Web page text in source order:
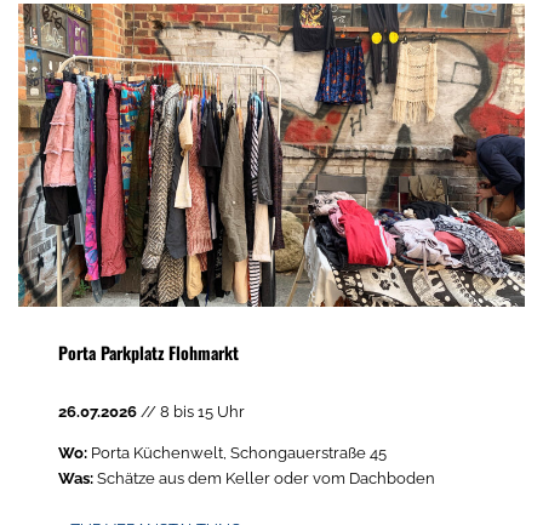
Porta Parkplatz Flohmarkt
26.07.2026 // 8 bis 15 Uhr
Wo: Porta Küchenwelt, Schongauerstraße 45
Was:Schätze aus dem Keller oder vom Dachboden